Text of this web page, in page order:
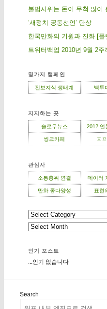
불법시위는 돈이 무척 많이
‘새정치 공동선언’ 단상
한국만화의 기원과 진화 [플
트위터백업 2010년 9월 2주
몇가지 캠페인
진보지식 생태계 백투
지지하는 곳
슬로우뉴스 2012 언
씽크카페 ㅍ
관심사
소통층위 연결 데이터
만화 종다양성 표현
인기 포스트
...인기 없습니다
Search